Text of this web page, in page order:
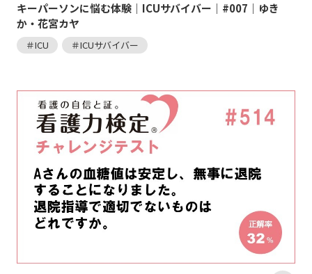
キーパーソンに悩む体験｜ICUサバイバー｜#007｜ゆき
か・花宮カヤ
＃ICU ＃ICUサバイバー